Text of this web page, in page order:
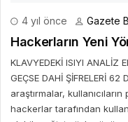
4 yıl önce Gazete
Hackerların Yeni
KLAVYEDEKİ ISIYI ANALİZ
GEÇSE DAHİ ŞİFRELERİ
araştırmalar, kullanıcıların
hackerlar tarafından